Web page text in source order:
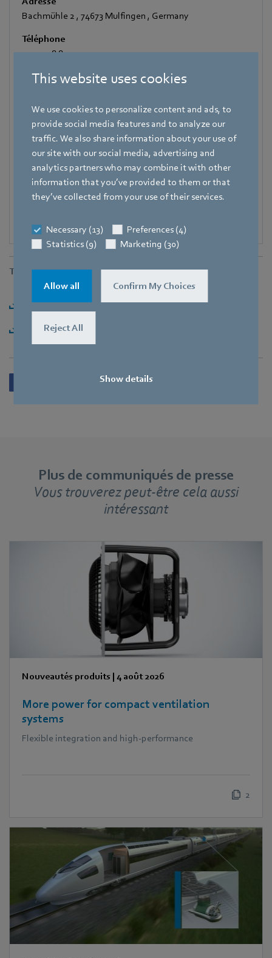
This website uses cookies
We use cookies to personalize content and ads, to
provide social media features and to analyze our
traffic. We also share information about your use of
our site with our social media, advertising and
analytics partners who may combine it with other
information that you’ve provided to them or that
they’ve collected from your use of their services.
Necessary (13)
Preferences (4)
Statistics (9)
Marketing (30)
Allow all Confirm My Choices
Reject All
Show details
Bachmühle 2 , 74673 Mulfingen , Germany
Téléphone
+49 7938 81-7105
Fax
Mobile
+49 171 3624067
Courrier électronique
Hauke.Hannig@de.ebmpapst.com
Téléchargements
Télécharger PI [PDF] - 119,52KB
Télécharger PI-Package [ZIP] - 6,02MB
Plus de communiqués de presse
Vous trouverez peut-être cela aussi
intéressant
Nouveautés produits | 4 août 2026
More power for compact ventilation
systems
Flexible integration and high-performance
2